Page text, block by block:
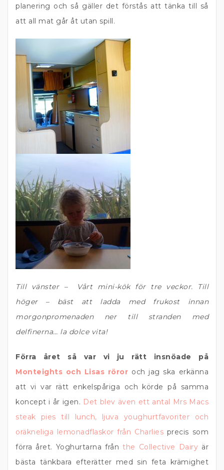
planering och så gäller det förstås att tänka till så
att all mat går åt utan spill.
Till vänster – Vårt mini-kök för tre veckor. Till
höger – bäst att ladda med frukost innan
morgonpromenaden ner till stranden med
delfinerna… la dolce vita!
Förra året så var vi ju rätt insnöade på
Monteights och Lisas röror och jag ska erkänna
att vi var rätt enkelspåriga och körde på samma
koncept i år igen. Det blev även ett antal Mrs Macs
steak pies till lunch, ljuva youghurtfavoriter och
oräkneliga lemonadflaskor från Charlies precis som
förra året. Yoghurtarna frånthe Collective Dairy är
bästa tänkbara efterätter med sin feta krämighet